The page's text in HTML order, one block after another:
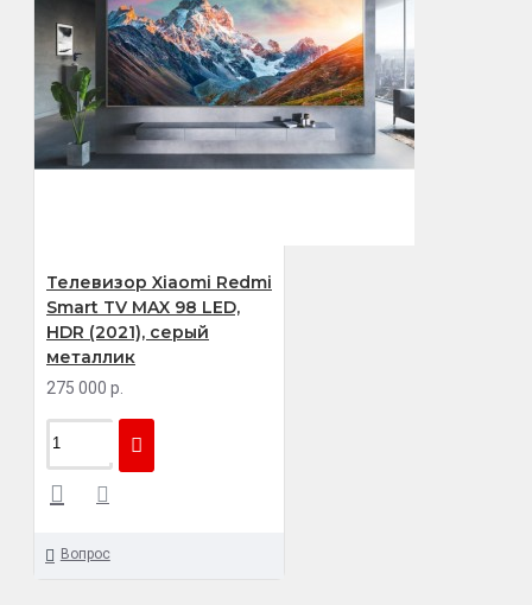
Телевизор Xiaomi Redmi
Smart TV MAX 98 LED,
HDR (2021), серый
металлик
275 000 р.
Вопрос